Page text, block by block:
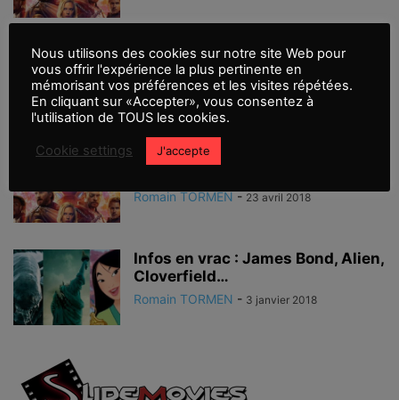
Avengers Infinity War, Thanos à
l’honneur
Et si on parlait d’Avengers Infinity
Romain TORMEN - 23 avril 2018
Infos en vrac : James Bond, Alien,
Cloverfield…
Romain TORMEN - 3 janvier 2018
Nous utilisons des cookies sur notre site Web pour
vous offrir l'expérience la plus pertinente en
mémorisant vos préférences et les visites répétées.
En cliquant sur «Accepter», vous consentez à
l'utilisation de TOUS les cookies.
Cookie settings J'accepte